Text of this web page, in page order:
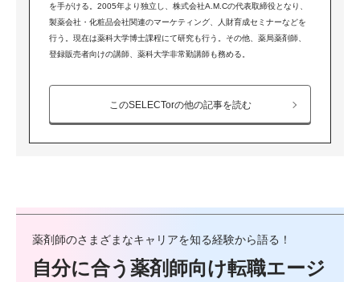
を手がける。2005年より独立し、株式会社A.M.Cの代表取締役となり、
製薬会社・化粧品会社関連のマーケティング、人財育成セミナーなどを
行う。現在は薬科大学博士課程にて研究も行う。その他、薬局薬剤師、
登録販売者向けの講師、薬科大学非常勤講師も務める。
このSELECTorの他の記事を読む
薬剤師のさまざまなキャリアを知る経験から語る！
自分に合う薬剤師向け転職エージ